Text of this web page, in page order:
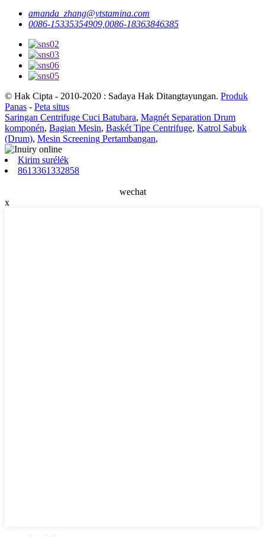
amanda_zhang@ytstamina.com
0086-15335354909,0086-18363846385
© Hak Cipta - 2010-2020 : Sadaya Hak Ditangtayungan. Produk
Panas - Peta situs
Saringan Centrifuge Cuci Batubara, Magnét Separation Drum
komponén, Bagian Mesin, Baskét Tipe Centrifuge, Katrol Sabuk
(Drum), Mesin Screening Pertambangan,
Kirim surélék
8613361332858
wechat
x